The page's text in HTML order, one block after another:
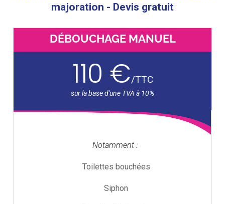
majoration - Devis gratuit
DÉBOUCHAGE MANUEL
110 €/TTC
Notamment :
Toilettes bouchées
Siphon